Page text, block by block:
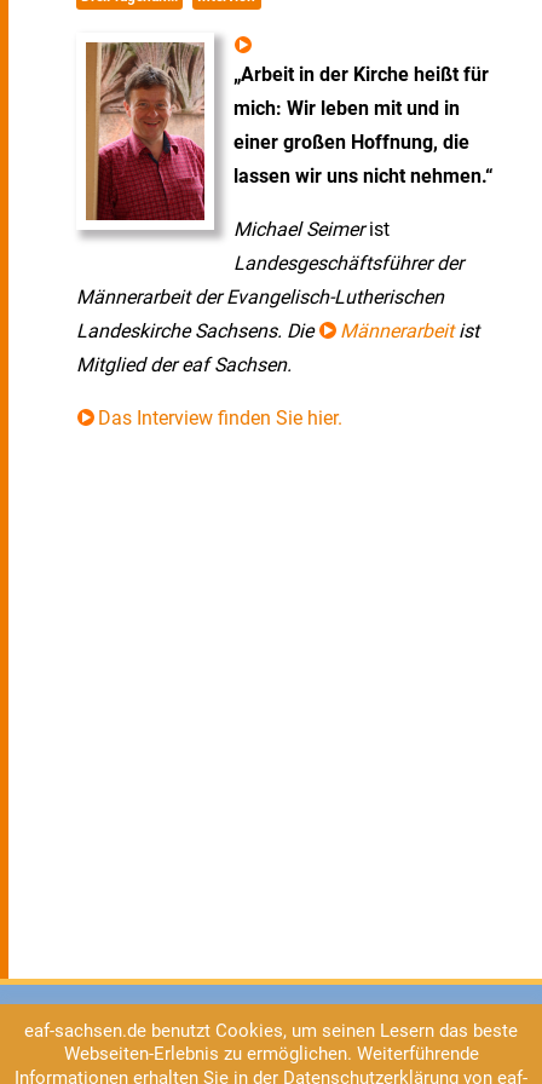
„Arbeit in der Kirche heißt für
mich: Wir leben mit und in
einer großen Hoffnung, die
lassen wir uns nicht nehmen.“
Michael Seimerist
Landesgeschäftsführer der
Männerarbeit der Evangelisch-Lutherischen
Landeskirche Sachsens. Die Männerarbeitist
Mitglied der eaf Sachsen.
Das Interview finden Sie hier.
eaf-sachsen.de benutzt Cookies, um seinen Lesern das beste
Webseiten-Erlebnis zu ermöglichen. Weiterführende
Informationen erhalten Sie in der Datenschutzerklärung von eaf-